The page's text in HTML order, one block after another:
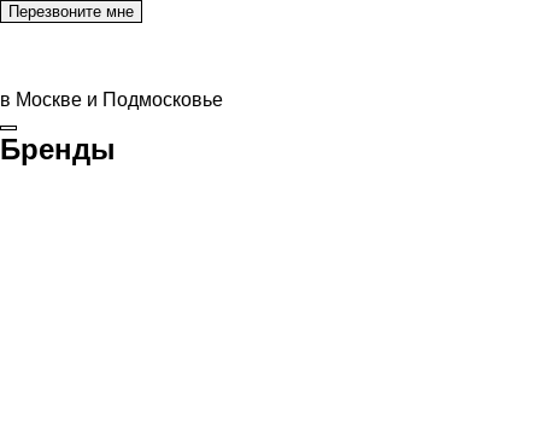
Перезвоните мне
в Москве и Подмосковье
Бренды